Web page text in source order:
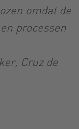
omdat de
processen
Cruz de